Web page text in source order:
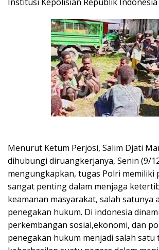
Menurut Ketum Perjosi, Salim Djati
dihubungi diruangkerjanya, Senin (9/
mengungkapkan, tugas Polri memiliki
sangat penting dalam menjaga
keamanan masyarakat, salah satunya
penegakan hukum. Di indonesia
perkembangan sosial,ekonomi, dan
penegakan hukum menjadi salah